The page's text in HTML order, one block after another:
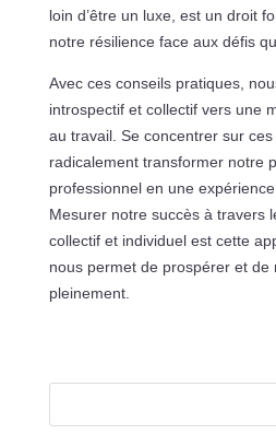
loin d’être un luxe, est un droit
notre résilience face aux défis
Avec ces conseils pratiques,
introspectif et collectif vers une
au travail. Se concentrer sur
radicalement transformer notre
professionnel en une
Mesurer notre succès à travers
collectif et individuel est cette
nous permet de prospérer et de
pleinement.